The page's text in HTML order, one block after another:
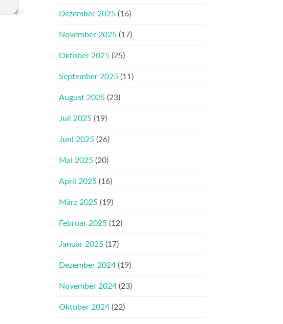
Dezember 2025 (16)
November 2025 (17)
Oktober 2025 (25)
September 2025 (11)
August 2025 (23)
Juli 2025 (19)
Juni 2025 (26)
Mai 2025 (20)
April 2025 (16)
März 2025 (19)
Februar 2025 (12)
Januar 2025 (17)
Dezember 2024 (19)
November 2024 (23)
Oktober 2024 (22)